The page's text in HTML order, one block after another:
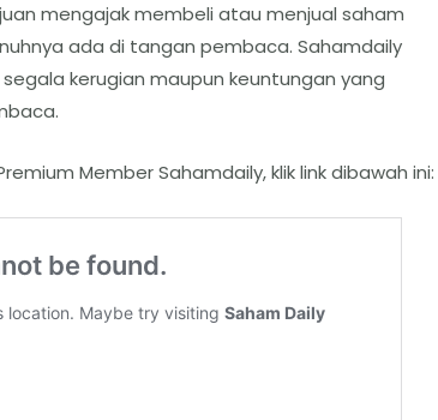
mengajak membeli atau menjual saham
ada di tangan pembaca. Sahamdaily
kerugian maupun keuntungan yang
Member Sahamdaily, klik link dibawah ini: